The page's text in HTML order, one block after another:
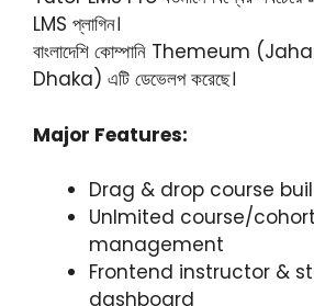
LMS প্লাগিন।
বাংলাদেশি কোম্পানি Themeum
Dhaka) এটি ডেভেলপ করেছে।
Major Features:
Drag & drop course
Unlmited course/
management
Frontend instructor &
dashboard